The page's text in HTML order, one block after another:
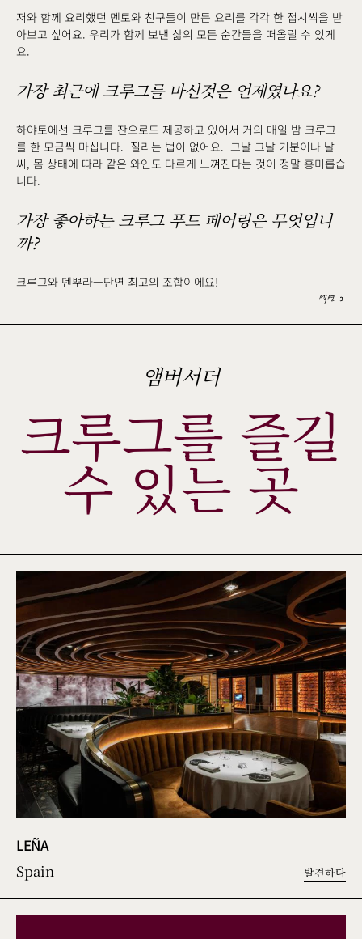
저와 함께 요리했던 멘토와 친구들이 만든 요리를 각각 한 접시씩을 받
아보고 싶어요. 우리가 함께 보낸 삶의 모든 순간들을 떠올릴 수 있게
요.
가장 최근에 크루그를 마신것은 언제였나요?
하야토에선 크루그를 잔으로도 제공하고 있어서 거의 매일 밤 크루그
를 한 모금씩 마십니다. 질리는 법이 없어요. 그날 그날 기분이나 날
씨, 몸 상태에 따라 같은 와인도 다르게 느껴진다는 것이 정말 흥미롭습
니다.
가장 좋아하는 크루그 푸드 페어링은 무엇입니
까?
크루그와 덴뿌라—단연 최고의 조합이에요! 섹션 2
앰버서더
크루그를 즐길
수 있는 곳
LEÑA
Spain 발견하다